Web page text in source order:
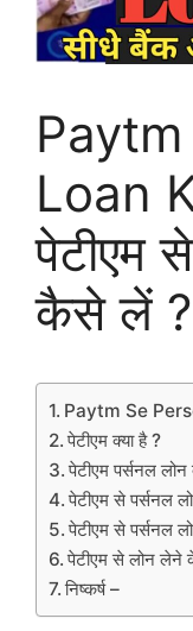
Loan
पेटीएम
कैसे लें ?
Paytm Se
पेटीएम क्या है ?
पेटीएम पर्सनल लोन
पेटीएम से पर्सनल
पेटीएम से पर्सनल
पेटीएम से लोन लेने
निष्कर्ष –